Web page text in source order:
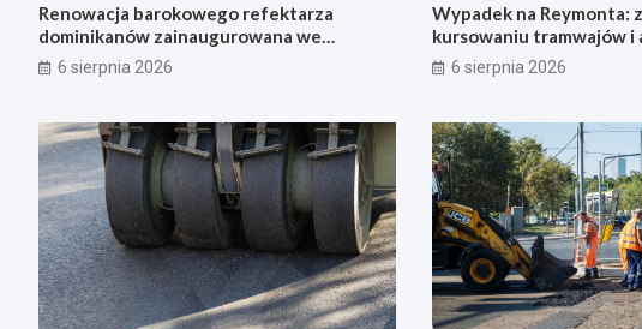
Renowacja barokowego refektarza
dominikanów zainaugurowana we
Wrocławiu
6 sierpnia 2026
Wypadek na Reymonta:
kursowaniu tramwajów i
6 sierpnia 2026